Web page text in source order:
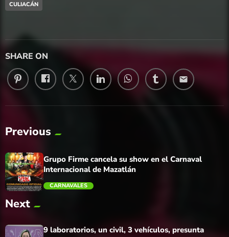
CULIACÁN
SHARE ON
email
Previous
trending_flat
Grupo Firme cancela su show en el Carnaval
Internacional de Mazatlán
CARNAVALES
Next
9 laboratorios, un civil, 3 vehículos, presunta